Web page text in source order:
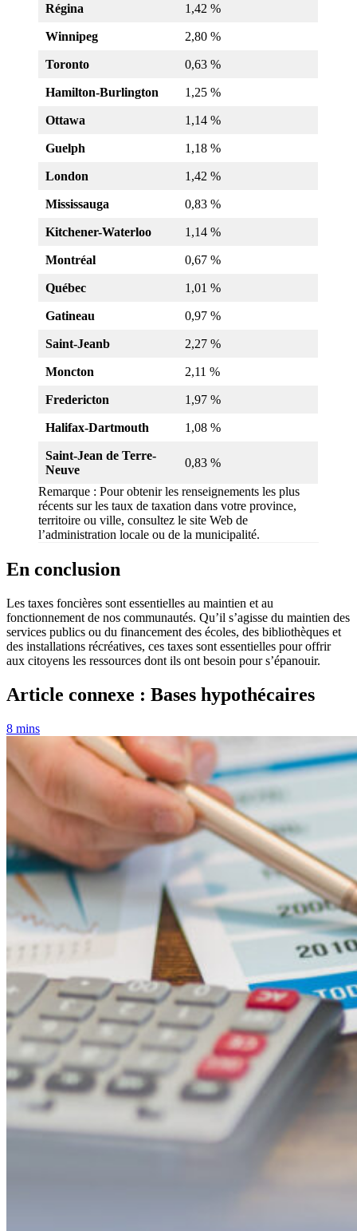
Régina 1,42 %
Winnipeg 2,80 %
Toronto 0,63 %
Hamilton-Burlington 1,25 %
Ottawa 1,14 %
Guelph 1,18 %
London 1,42 %
Mississauga 0,83 %
Kitchener-Waterloo 1,14 %
Montréal 0,67 %
Québec 1,01 %
Gatineau 0,97 %
Saint-Jeanb 2,27 %
Moncton 2,11 %
Fredericton 1,97 %
Halifax-Dartmouth 1,08 %
Saint-Jean de Terre-
Neuve
0,83 %
Remarque : Pour obtenir les renseignements les plus
récents sur les taux de taxation dans votre province,
territoire ou ville, consultez le site Web de
l’administration locale ou de la municipalité.
En conclusion
Les taxes foncières sont essentielles au maintien et au
fonctionnement de nos communautés. Qu’il s’agisse du maintien des
services publics ou du financement des écoles, des bibliothèques et
des installations récréatives, ces taxes sont essentielles pour offrir
aux citoyens les ressources dont ils ont besoin pour s’épanouir.
Article connexe : Bases hypothécaires
8 mins